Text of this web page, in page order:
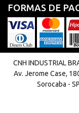
FORMAS DE
CNH INDUSTRIAL
Av. Jerome Case,
Sorocaba -